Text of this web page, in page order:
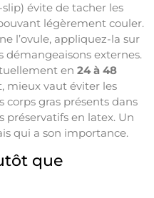
évite de tacher les
légèrement couler.
l’ovule, appliquez-la sur
démangeaisons externes.
en 24 à 48
mieux vaut éviter les
corps gras présents dans
préservatifs en latex. Un
qui a son importance.
que